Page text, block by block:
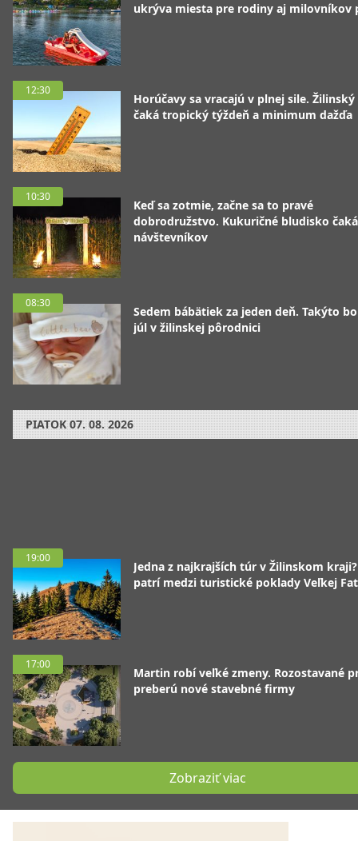
ukrýva miesta pre rodiny aj milovníkov
12:30
Horúčavy sa vracajú v plnej sile.
čaká tropický týždeň a minimum dažďa
10:30
Keď sa zotmie, začne sa to pravé
dobrodružstvo. Kukuričné bludisko
návštevníkov
08:30
Sedem bábätiek za jeden deň. Takýto
júl v žilinskej pôrodnici
PIATOK 07. 08. 2026
19:00
Jedna z najkrajších túr v Žilinskom
patrí medzi turistické poklady Veľkej
17:00
Martin robí veľké zmeny. Rozostavané
preberú nové stavebné firmy
Zobraziť viac